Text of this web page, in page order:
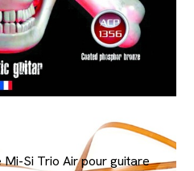
Si Trio Air pour guitare